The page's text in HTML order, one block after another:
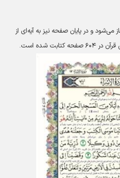
می‌شود و در پایان صفحه نیز به آیه‌ای از
شده است.